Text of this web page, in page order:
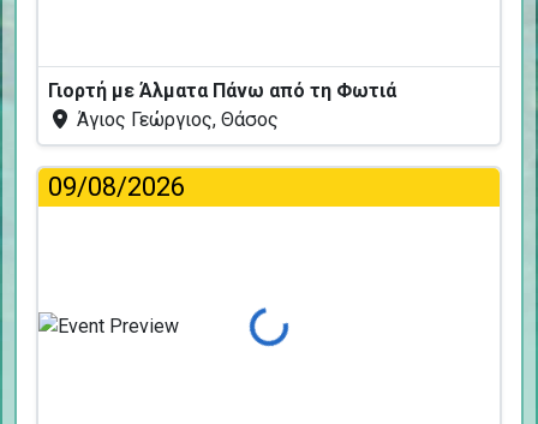
Γιορτή με Άλματα Πάνω από τη Φωτιά
Άγιος Γεώργιος, Θάσος
09/08/2026
Φόρτωση...